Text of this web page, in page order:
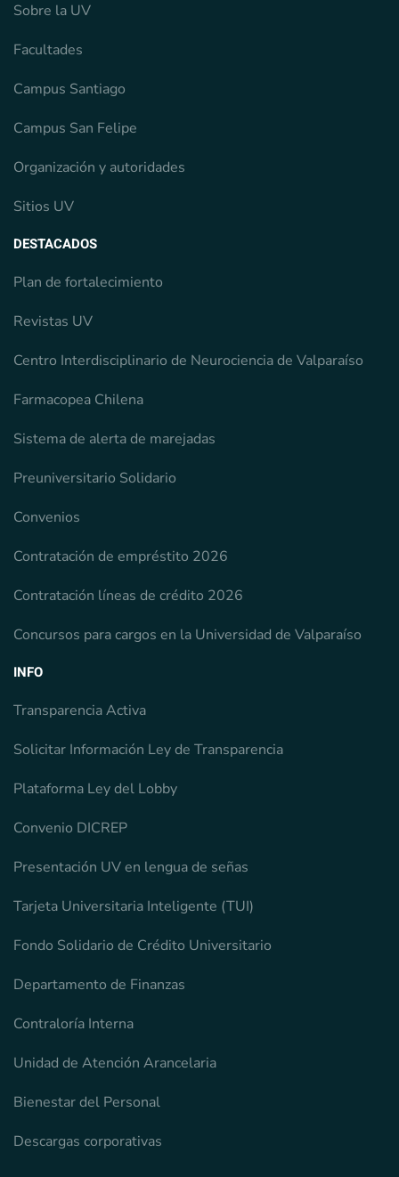
Sobre la UV
Facultades
Campus Santiago
Campus San Felipe
Organización y autoridades
Sitios UV
DESTACADOS
Plan de fortalecimiento
Revistas UV
Centro Interdisciplinario de Neurociencia de Valparaíso
Farmacopea Chilena
Sistema de alerta de marejadas
Preuniversitario Solidario
Convenios
Contratación de empréstito 2026
Contratación líneas de crédito 2026
Concursos para cargos en la Universidad de Valparaíso
INFO
Transparencia Activa
Solicitar Información Ley de Transparencia
Plataforma Ley del Lobby
Convenio DICREP
Presentación UV en lengua de señas
Tarjeta Universitaria Inteligente (TUI)
Fondo Solidario de Crédito Universitario
Departamento de Finanzas
Contraloría Interna
Unidad de Atención Arancelaria
Bienestar del Personal
Descargas corporativas